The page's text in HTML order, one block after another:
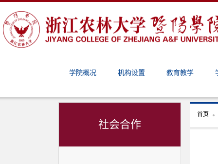
学院概况 机构设置 教育教学
社会合作
首页